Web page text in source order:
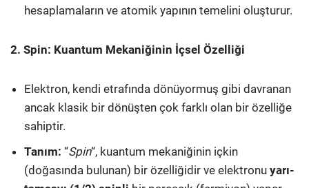
hesaplamaların ve atomik yapının temelini oluşturur.
2. Spin: Kuantum Mekaniğinin İçsel Özelliği
Elektron, kendi etrafında dönüyormuş gibi davranan
ancak klasik bir dönüşten çok farklı olan bir özelliğe
sahiptir.
Tanım: “Spin“, kuantum mekaniğinin içkin
(doğasında bulunan) bir özelliğidir ve elektronu yarı-